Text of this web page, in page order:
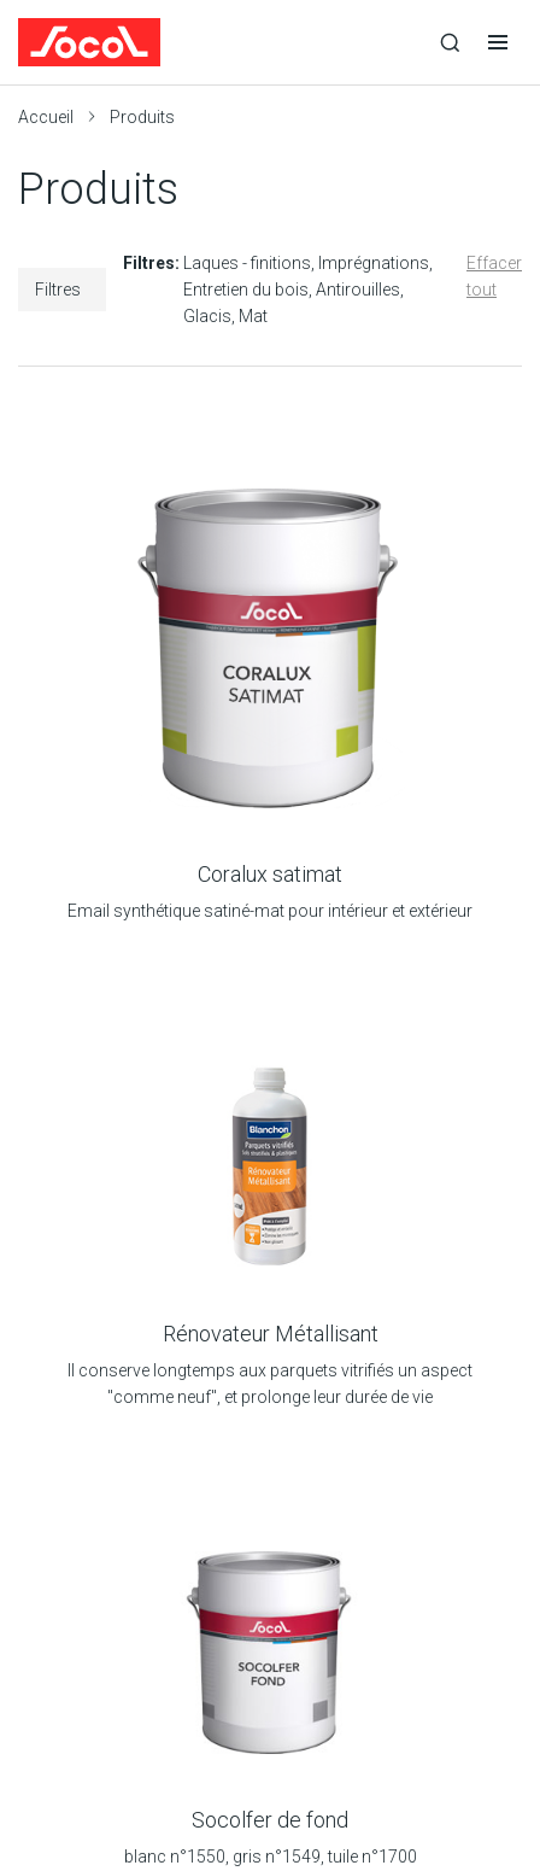
recherche
recherche
navigation
Accueil Produits
Produits
Filtres
Filtres: Laques - finitions
Imprégnations
Entretien du bois Antirouilles
Glacis Mat
Effacer
tout
Coralux satimat
Email synthétique satiné-mat pour intérieur et extérieur
Rénovateur Métallisant
Il conserve longtemps aux parquets vitrifiés un aspect
"comme neuf", et prolonge leur durée de vie
Socolfer de fond
blanc n°1550, gris n°1549, tuile n°1700